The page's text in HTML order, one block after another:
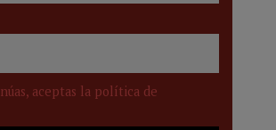
aceptas la política de